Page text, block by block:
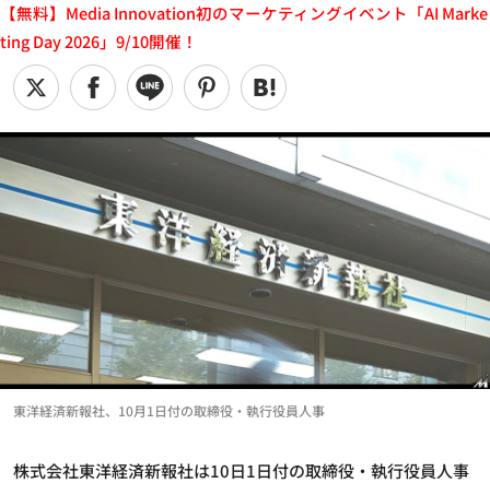
【無料】Media Innovation初のマーケティングイベント「AI Marke
ting Day 2026」9/10開催！
東洋経済新報社、10月1日付の取締役・執行役員人事
株式会社東洋経済新報社は10日1日付の取締役・執行役員人事